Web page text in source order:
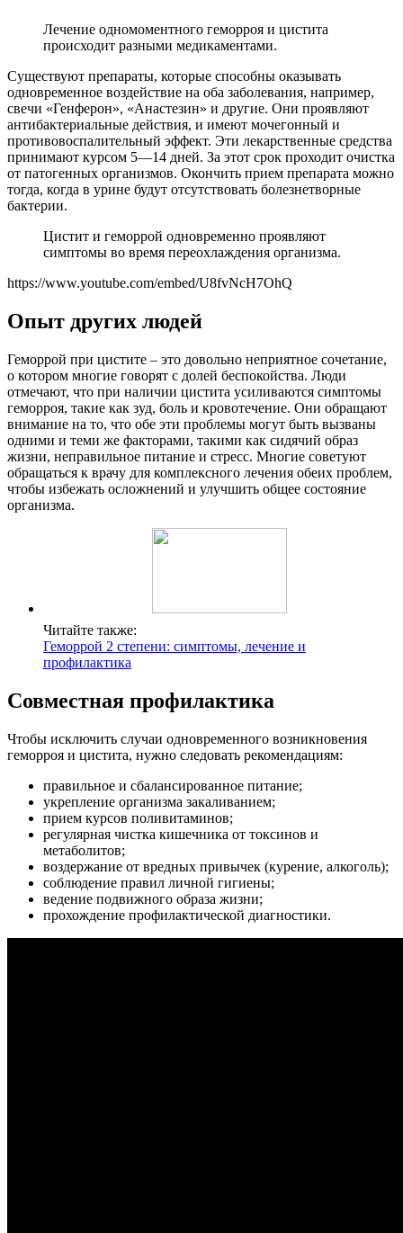
Лечение одномоментного геморроя и цистита
происходит разными медикаментами.
Существуют препараты, которые способны оказывать
одновременное воздействие на оба заболевания, например,
свечи «Генферон», «Анастезин» и другие. Они проявляют
антибактериальные действия, и имеют мочегонный и
противовоспалительный эффект. Эти лекарственные средства
принимают курсом 5—14 дней. За этот срок проходит очистка
от патогенных организмов. Окончить прием препарата можно
тогда, когда в урине будут отсутствовать болезнетворные
бактерии.
Цистит и геморрой одновременно проявляют
симптомы во время переохлаждения организма.
https://www.youtube.com/embed/U8fvNcH7OhQ
Опыт других людей
Геморрой при цистите – это довольно неприятное сочетание,
о котором многие говорят с долей беспокойства. Люди
отмечают, что при наличии цистита усиливаются симптомы
геморроя, такие как зуд, боль и кровотечение. Они обращают
внимание на то, что обе эти проблемы могут быть вызваны
одними и теми же факторами, такими как сидячий образ
жизни, неправильное питание и стресс. Многие советуют
обращаться к врачу для комплексного лечения обеих проблем,
чтобы избежать осложнений и улучшить общее состояние
организма.
Читайте также:
Геморрой 2 степени: симптомы, лечение и
профилактика
Совместная профилактика
Чтобы исключить случаи одновременного возникновения
геморроя и цистита, нужно следовать рекомендациям:
правильное и сбалансированное питание;
укрепление организма закаливанием;
прием курсов поливитаминов;
регулярная чистка кишечника от токсинов и
метаболитов;
воздержание от вредных привычек (курение, алкоголь);
соблюдение правил личной гигиены;
ведение подвижного образа жизни;
прохождение профилактической диагностики.